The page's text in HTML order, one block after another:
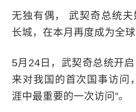
无独有偶， 武契奇总统
长城，在本月再度成为全球
5月24日，武契奇总统开
来‌对我国的首次国事访问
涯中最重要的一次访问”。